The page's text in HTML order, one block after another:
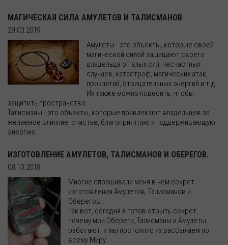
МАГИЧЕСКАЯ СИЛА АМУЛЕТОВ И ТАЛИСМАНОВ
29.03.2019
Амулеты - это объекты, которые своей
магической силой защищают своего
владельца от злых сил, несчастных
случаев, катастроф, магических атак,
проклятий, отрицательных энергий и т.д.
Их также можно повесить, чтобы
защитить пространство.
Талисманы - это объекты, которые привлекают владельцев за
желаемое влияние, счастье, благоприятную и поддерживающую
энергию.
ИЗГОТОВЛЕНИЕ АМУЛЕТОВ, ТАЛИСМАНОВ И ОБЕРЕГОВ.
08.10.2018
Многие спрашивали меня в чем секрет
изготовления Амулетов, Талисманов и
Оберегов.
Так вот, сегодня я готов отрыть секрет,
почему мои Обереги, Талисманы и Амулеты
работают, и мы постоянно их рассылаем по
всему Миру.